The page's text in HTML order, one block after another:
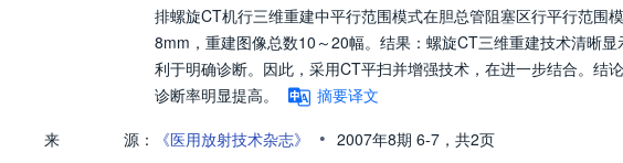
排螺旋CT机行三维重建中平行范围模式在胆总管阻塞区行平行范围
8mm，重建图像总数10～20幅。结果：螺旋CT三维重建技术清晰
利于明确诊断。因此，采用CT平扫并增强技术，在进一步结合。结
诊断率明显提高。
摘要译文
来
源： 《医用放射技术杂志》 • 2007年8期 6-7， 共2页